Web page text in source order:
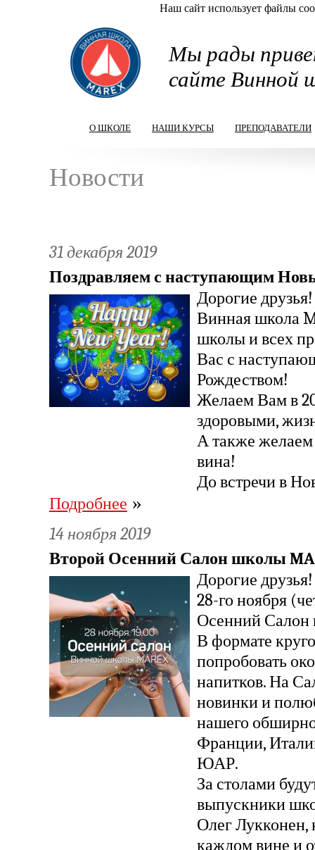
Наш сайт использует файлы
Мы рады
сайте Винной
О ШКОЛЕ НАШИ КУРСЫ ПРЕПОДАВАТЕЛИ
Новости
31 декабря 2019
Поздравляем с наступающим
Дорогие друзья!
Винная школа
школы и всех
Вас с
Рождеством!
Желаем Вам в
здоровыми,
А также
вина!
До встречи в
Подробнее »
14 ноября 2019
Второй Осенний Салон школы
Дорогие друзья!
28-го ноября
Осенний Салон
В формате
попробовать
напитков. На
новинки и
нашего
Франции,
ЮАР.
За столами
выпускники
Олег Лукконен,
каждом вине и